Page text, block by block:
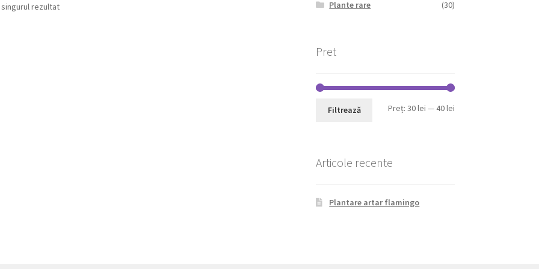
rezultat
Plante rare
(30)
Pret
Preț
Preț
Filtrează Preț: 30 lei —40 lei
Articole recente
Plantare artar flamingo